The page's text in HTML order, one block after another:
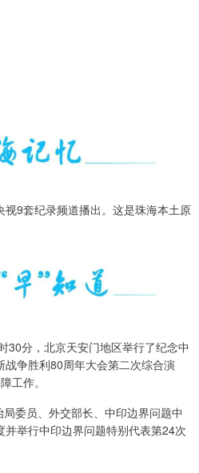
9套纪录频道播出。这是珠海本土原
30分，北京天安门地区举行了纪念中
争胜利80周年大会第二次综合演
工作。
委员、外交部长、中印边界问题中
举行中印边界问题特别代表第24次